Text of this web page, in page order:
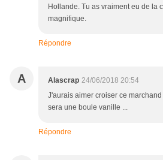
Hollande. Tu as vraiment eu de la
magnifique.
Répondre
A Alascrap 24/06/2018 20:54
J'aurais aimer croiser ce
sera une boule vanille ...
Répondre